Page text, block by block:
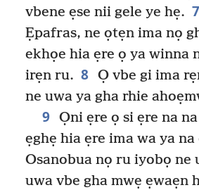
vbene ẹse nii gele ye hẹ. 7
Ẹpafras, ne ọtẹn ima nọ
ekhọe hia ẹre ọ ya winna
irẹn ru. 8 Ọ vbe gi ima
ne uwa ya gha rhie
9 Ọni ẹre ọ si ẹre na
ẹghẹ hia ẹre ima wa ya
Osanobua nọ ru iyobọ ne
uwa vbe gha mwẹ ẹwaẹn